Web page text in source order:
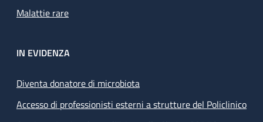
Malattie rare
IN EVIDENZA
Diventa donatore di microbiota
Accesso di professionisti esterni a strutture del Policlinico